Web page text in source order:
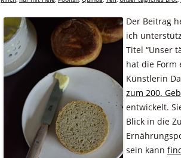
Der Beitrag
ich
Titel “Unser
hat die Form
Künstlerin
zum 200.
entwickelt.
Blick in die
sein kann